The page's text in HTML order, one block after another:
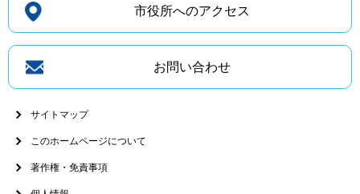
市役所へのアクセス
お問い合わせ
サイトマップ
このホームページについて
著作権・免責事項